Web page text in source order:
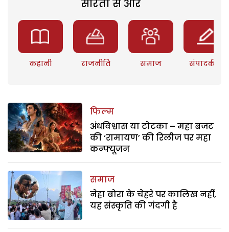
सरिता से और
कहानी राजनीति समाज संपादकीय
फिल्म
अंधविश्वास या टोटका – महा बजट
की ‘रामायण’ की रिलीज पर महा
कन्फ्यूजन
समाज
नेहा बोरा के चेहरे पर कालिख नहीं,
यह संस्कृति की गंदगी है